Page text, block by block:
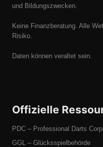
und Bildungszwecken.
Keine Finanzberatung. Alle
Risiko.
Daten können veraltet sein.
Offizielle
PDC – Professional Darts
GGL – Glücksspielbehörde